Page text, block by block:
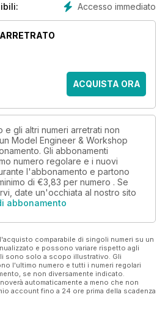
Accesso immediato
ACQUISTA ORA
e gli altri numeri arretrati non
Model Engineer & Workshop
Gli abbonamenti
numero regolare e i nuovi
l'abbonamento e partono
di €3,83 per numero . Se
date un'occhiata al nostro sito
abbonamento
comparabile di singoli numeri su un
e possono variare rispetto agli
sono solo a scopo illustrativo. Gli
l'ultimo numero e tutti i numeri regolari
se non diversamente indicato.
automaticamente a meno che non
account fino a 24 ore prima della scadenza